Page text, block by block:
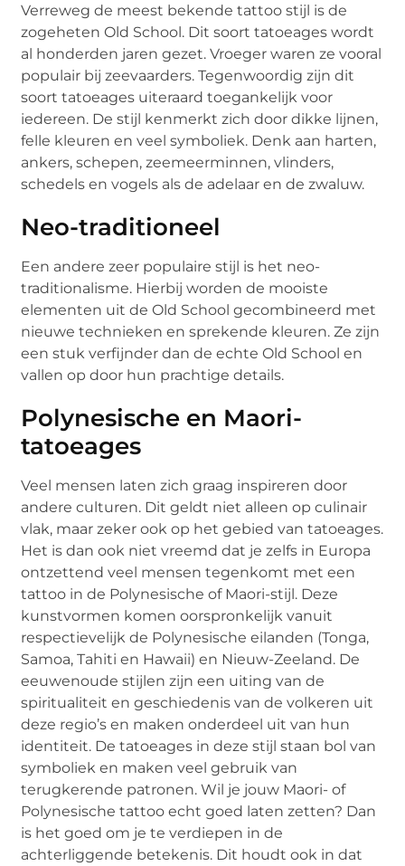
Verreweg de meest bekende tattoo stijl is de
zogeheten Old School. Dit soort tatoeages wordt
al honderden jaren gezet. Vroeger waren ze vooral
populair bij zeevaarders. Tegenwoordig zijn dit
soort tatoeages uiteraard toegankelijk voor
iedereen. De stijl kenmerkt zich door dikke lijnen,
felle kleuren en veel symboliek. Denk aan harten,
ankers, schepen, zeemeerminnen, vlinders,
schedels en vogels als de adelaar en de zwaluw.
Neo-traditioneel
Een andere zeer populaire stijl is het neo-
traditionalisme. Hierbij worden de mooiste
elementen uit de Old School gecombineerd met
nieuwe technieken en sprekende kleuren. Ze zijn
een stuk verfijnder dan de echte Old School en
vallen op door hun prachtige details.
Polynesische en Maori-
tatoeages
Veel mensen laten zich graag inspireren door
andere culturen. Dit geldt niet alleen op culinair
vlak, maar zeker ook op het gebied van tatoeages.
Het is dan ook niet vreemd dat je zelfs in Europa
ontzettend veel mensen tegenkomt met een
tattoo in de Polynesische of Maori-stijl. Deze
kunstvormen komen oorspronkelijk vanuit
respectievelijk de Polynesische eilanden (Tonga,
Samoa, Tahiti en Hawaii) en Nieuw-Zeeland. De
eeuwenoude stijlen zijn een uiting van de
spiritualiteit en geschiedenis van de volkeren uit
deze regio’s en maken onderdeel uit van hun
identiteit. De tatoeages in deze stijl staan bol van
symboliek en maken veel gebruik van
terugkerende patronen. Wil je jouw Maori- of
Polynesische tattoo echt goed laten zetten? Dan
is het goed om je te verdiepen in de
achterliggende betekenis. Dit houdt ook in dat